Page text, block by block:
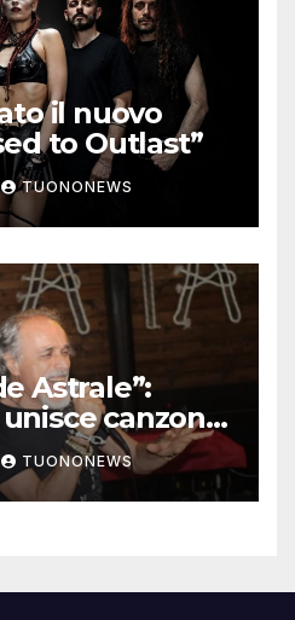
il nuovo
to Outlast”
TUONONEWS
Astrale”:
canzone
TUONONEWS